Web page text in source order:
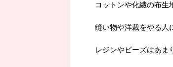
コットンや化繊の布生
縫い物や洋裁をやる人
レジンやビーズはあま